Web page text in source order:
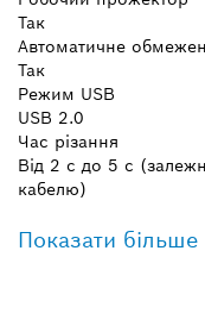
Так
Автоматичне
Так
Режим USB
USB 2.0
Час різання
Від 2 с до 5 с
кабелю)
Показати більше